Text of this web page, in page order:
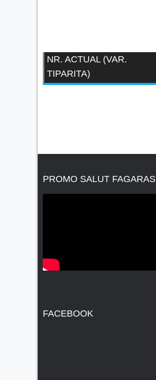
NR. ACTUAL (VAR.
TIPARITA)
PROMO SALUT FAGARAS
FACEBOOK